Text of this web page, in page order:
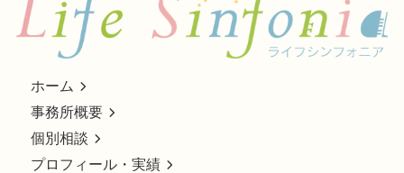
ホーム
事務所概要
個別相談
プロフィール・実績